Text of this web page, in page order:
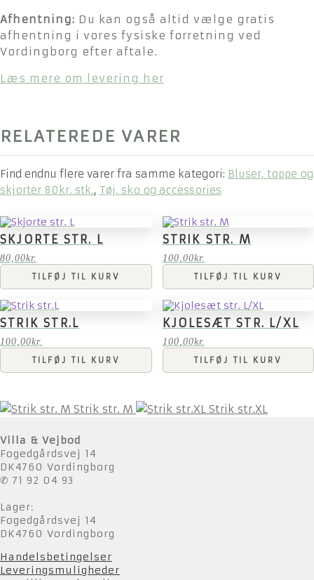
Afhentning: Du kan også altid vælge gratis
afhentning i vores fysiske forretning ved
Vordingborg efter aftale.
Læs mere om levering her
RELATEREDE VARER
Find endnu flere varer fra samme kategori: Bluser, toppe og
skjorter 80kr. stk., Tøj, sko og accessories
SKJORTE STR. L
80,00kr.
TILFØJ TIL KURV
STRIK STR. M
100,00kr.
TILFØJ TIL KURV
STRIK STR.L
100,00kr.
TILFØJ TIL KURV
KJOLESÆT STR. L/XL
100,00kr.
TILFØJ TIL KURV
Strik str. M Strik str.XL
Villa & Vejbod
Fogedgårdsvej 14
DK4760 Vordingborg
✆ 71 92 04 93
Lager:
Fogedgårdsvej 14
DK4760 Vordingborg
Handelsbetingelser
Leveringsmuligheder